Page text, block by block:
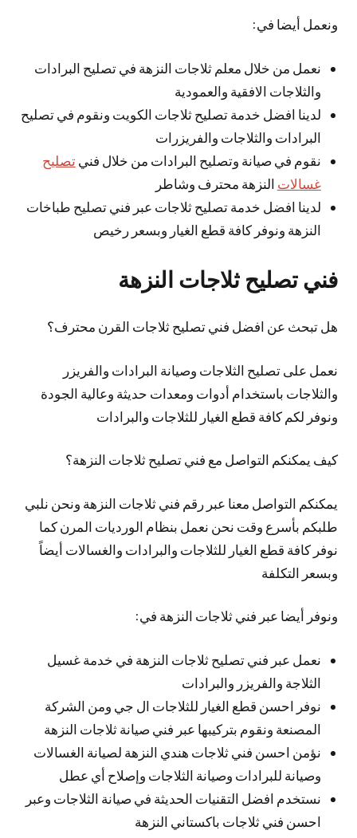
ونعمل أيضا في:
نعمل من خلال معلم ثلاجات النزهة في تصليح البرادات
والثلاجات الافقية والعمودية
لدينا افضل خدمة تصليح ثلاجات الكويت ونقوم في تصليح
البرادات والثلاجات والفريزرات
نقوم في صيانة وتصليح البرادات من خلال فنيتصليح
غسالات النزهة محترف وشاطر
لدينا افضل خدمة تصليح ثلاجات عبر فني تصليح طباخات
النزهة ونوفر كافة قطع الغيار وبسعر رخيص
فني تصليح ثلاجات النزهة
هل تبحث عن افضل فني تصليح ثلاجات القرن محترف؟
نعمل على تصليح الثلاجات وصيانة البرادات والفريزر
والثلاجات باستخدام أدوات ومعدات حديثة وعالية الجودة
ونوفر لكم كافة قطع الغيار للثلاجات والبرادات
كيف يمكنكم التواصل مع فني تصليح ثلاجات النزهة؟
يمكنكم التواصل معنا عبر رقم فني ثلاجات النزهة ونحن نلبي
طلبكم بأسرع وقت نحن نعمل بنظام الورديات المرن كما
نوفر كافة قطع الغيار للثلاجات والبرادات والغسالات أيضاً
وبسعر التكلفة
ونوفر أيضا عبر فني ثلاجات النزهة في:
نعمل عبر فني تصليح ثلاجات النزهة في خدمة غسيل
الثلاجة والفريزر والبرادات
نوفر احسن قطع الغيار للثلاجات ال جي ومن الشركة
المصنعة ونقوم بتركيبها عبر فني صيانة ثلاجات النزهة
نؤمن احسن فني ثلاجات هندي النزهة لصيانة الغسالات
وصيانة للبرادات وصيانة الثلاجات وإصلاح أي عطل
نستخدم افضل التقنيات الحديثة في صيانة الثلاجات وعبر
احسن فني ثلاجات باكستاني النزهة